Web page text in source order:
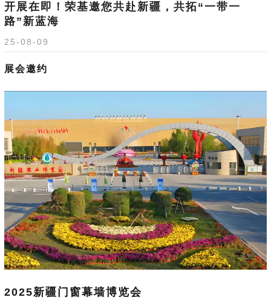
开展在即！荣基邀您共赴新疆，共拓“一带一
路”新蓝海
25-08-09
展会邀约
2025新疆门窗幕墙博览会